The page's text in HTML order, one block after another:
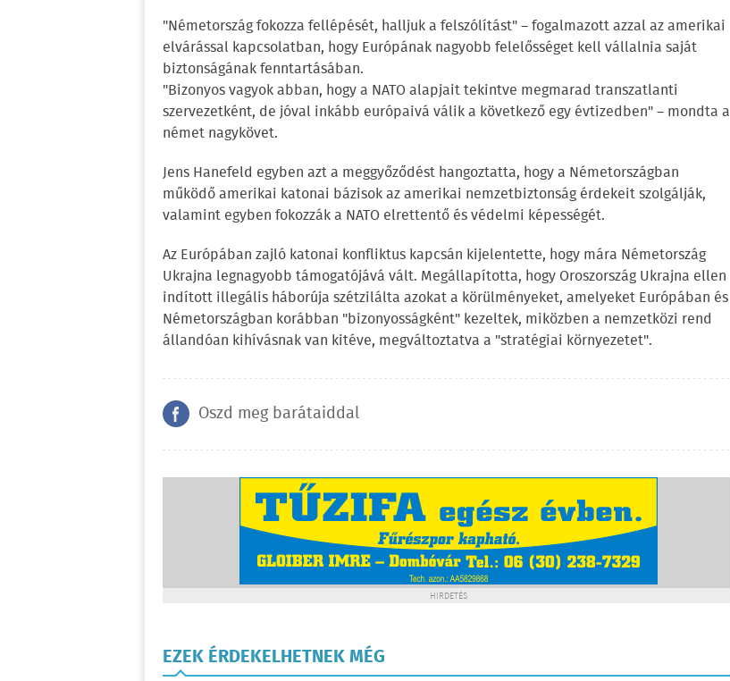
"Németország fokozza fellépését, halljuk a felszólítást" – fogalmazott azzal az amerikai
elvárással kapcsolatban, hogy Európának nagyobb felelősséget kell vállalnia saját
biztonságának fenntartásában.
"Bizonyos vagyok abban, hogy a NATO alapjait tekintve megmarad transzatlanti
szervezetként, de jóval inkább európaivá válik a következő egy évtizedben" – mondta a
német nagykövet.
Jens Hanefeld egyben azt a meggyőződést hangoztatta, hogy a Németországban
működő amerikai katonai bázisok az amerikai nemzetbiztonság érdekeit szolgálják,
valamint egyben fokozzák a NATO elrettentő és védelmi képességét.
Az Európában zajló katonai konfliktus kapcsán kijelentette, hogy mára Németország
Ukrajna legnagyobb támogatójává vált. Megállapította, hogy Oroszország Ukrajna ellen
indított illegális háborúja szétzilálta azokat a körülményeket, amelyeket Európában és
Németországban korábban "bizonyosságként" kezeltek, miközben a nemzetközi rend
állandóan kihívásnak van kitéve, megváltoztatva a "stratégiai környezetet".
Oszd meg barátaiddal
HIRDETÉS
EZEK ÉRDEKELHETNEK MÉG